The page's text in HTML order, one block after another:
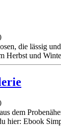
die lässig
und
dem
hier: Ebook